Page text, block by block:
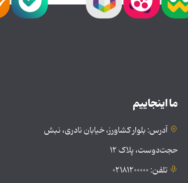
ما اینجاییم
آدرس: بلوار کشاورز، خیابان نادری، نبش
حجت‌دوست، پلاک ۱۲
تلفن: ۰۲۱۸۱۲۰۰۰۰۰